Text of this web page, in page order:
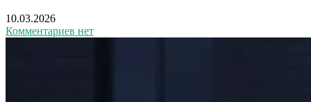
10.03.2026
Комментариев нет